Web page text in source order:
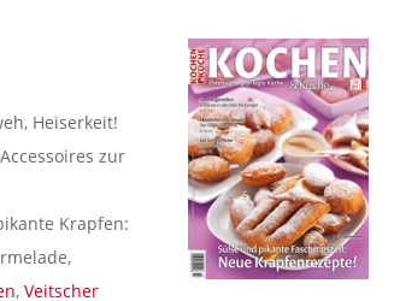
Heiserkeit!
zur
Krapfen:
, Veitscher